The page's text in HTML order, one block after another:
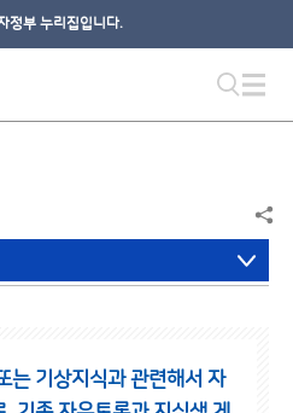
정부 누리집입니다.
는 기상지식과 관련해서 자